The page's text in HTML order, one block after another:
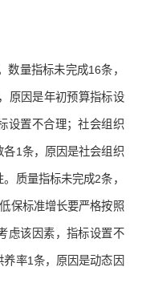
量指标未完成16条，
原因是年初预算指标设
设置不合理；社会组织
1条，原因是社会组织
质量指标未完成2条，
保标准增长要严格按照
虑该因素，指标设置不
率1条，原因是动态因